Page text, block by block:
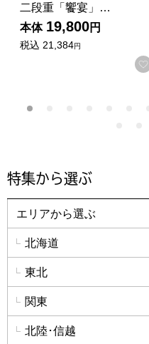
二段重「饗宴」…
本体 19,800円
税込 21,384円
特集から選ぶ
エリアから選ぶ
北海道
東北
関東
北陸･信越